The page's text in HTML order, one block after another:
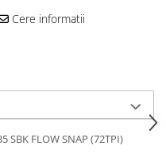
Cere informatii
SBK FLOW SNAP (72TPI)